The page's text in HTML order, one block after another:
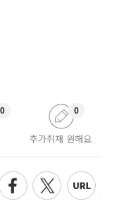
0
추가취재 원해요
0